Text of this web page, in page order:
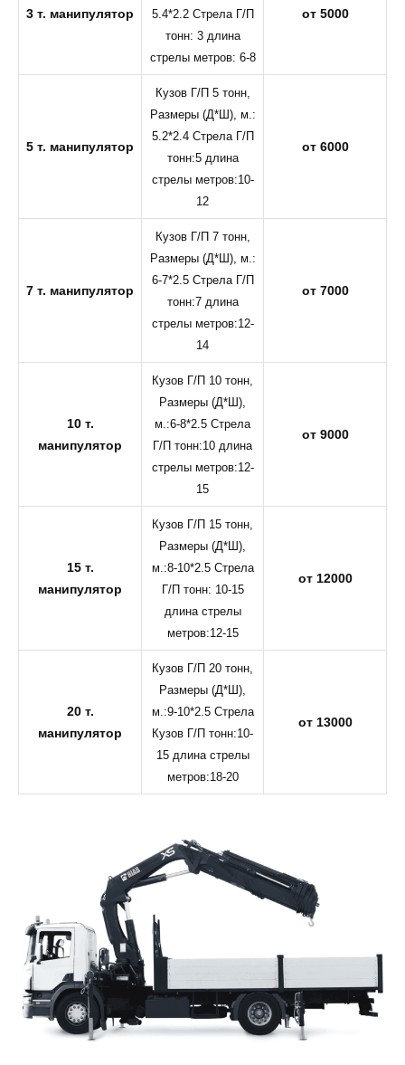
3 т. манипулятор
5.4*2.2 Стрела Г/П
тонн: 3 длина
стрелы метров: 6-8
от 5000
5 т. манипулятор
Кузов Г/П 5 тонн,
Размеры (Д*Ш), м.:
5.2*2.4 Стрела Г/П
тонн:5 длина
стрелы метров:10-
12
от 6000
7 т. манипулятор
Кузов Г/П 7 тонн,
Размеры (Д*Ш), м.:
6-7*2.5 Стрела Г/П
тонн:7 длина
стрелы метров:12-
14
от 7000
10 т.
манипулятор
Кузов Г/П 10 тонн,
Размеры (Д*Ш),
м.:6-8*2.5 Стрела
Г/П тонн:10 длина
стрелы метров:12-
15
от 9000
15 т.
манипулятор
Кузов Г/П 15 тонн,
Размеры (Д*Ш),
м.:8-10*2.5 Стрела
Г/П тонн: 10-15
длина стрелы
метров:12-15
от 12000
20 т.
манипулятор
Кузов Г/П 20 тонн,
Размеры (Д*Ш),
м.:9-10*2.5 Стрела
Кузов Г/П тонн:10-
15 длина стрелы
метров:18-20
от 13000